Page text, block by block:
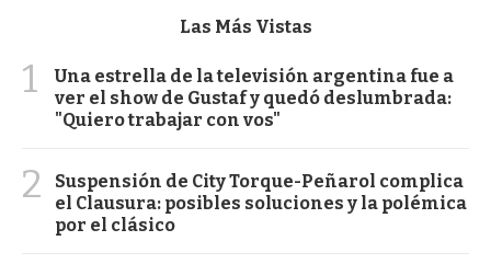
Las Más Vistas
1
Una estrella de la televisión argentina fue a
ver el show de Gustaf y quedó deslumbrada:
"Quiero trabajar con vos"
2
Suspensión de City Torque-Peñarol complica
el Clausura: posibles soluciones y la polémica
por el clásico